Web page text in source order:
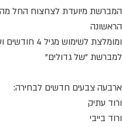
המברשת מיועדת לצחצוח החל
הראשונה
ומומלצת לשימוש
למברשת "של גדולים"
ארבעה צבעים חדשים לבחירה:
ורוד עתיק
ורוד בייבי